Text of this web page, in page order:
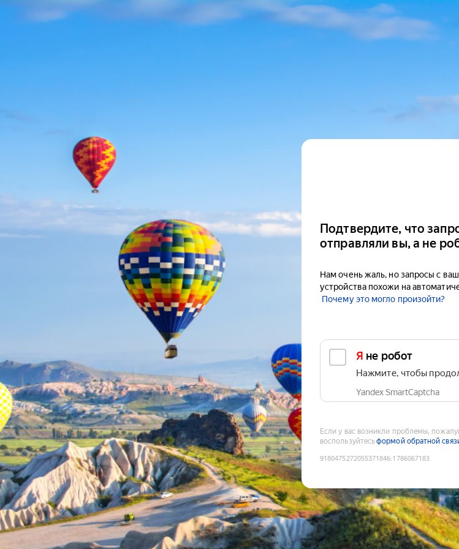
Подтвердите, что
отправляли вы, а не
Нам очень жаль, но запросы с
устройства похожи на
Почему это могло произойти?
Я не робот
Нажмите, чтобы
Yandex SmartCaptcha
Если у вас возникли проблемы,
воспользуйтесьформой обратной
9180475272055371846:1786067183